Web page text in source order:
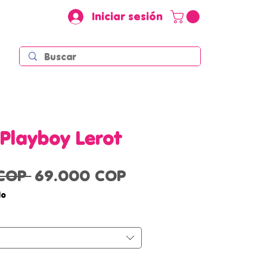
Iniciar sesión
Lerot
Precio
69.000 COPPrecio